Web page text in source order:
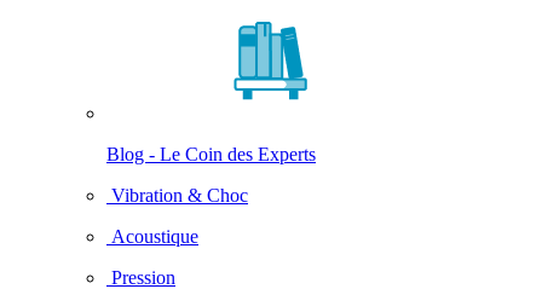
Blog - Le Coin des Experts
Vibration & Choc
Acoustique
Pression